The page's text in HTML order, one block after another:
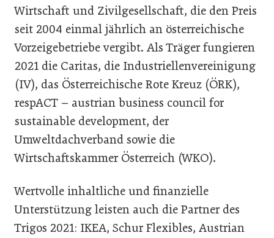
Wirtschaft und Zivilgesellschaft, die den Preis
seit 2004 einmal jährlich an österreichische
Vorzeigebetriebe vergibt. Als Träger fungieren
2021 die Caritas, die Industriellenvereinigung
(IV), das Österreichische Rote Kreuz (ÖRK),
respACT – austrian business council for
sustainable development, der
Umweltdachverband sowie die
Wirtschaftskammer Österreich (WKO).
Wertvolle inhaltliche und finanzielle
Unterstützung leisten auch die Partner des
Trigos 2021: IKEA, Schur Flexibles, Austrian